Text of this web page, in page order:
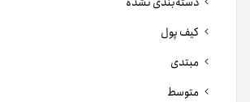
کیف پول
مبتدی
متوسط